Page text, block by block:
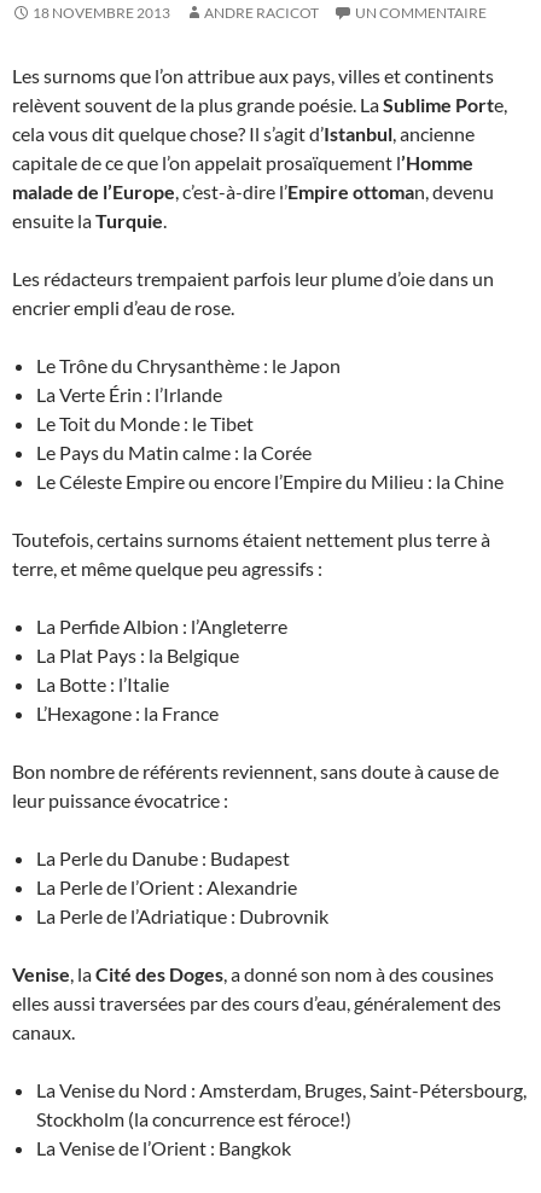
18 NOVEMBRE 2013 ANDRE RACICOT UN COMMENTAIRE
Les surnoms que l’on attribue aux pays, villes et continents
relèvent souvent de la plus grande poésie. LaSublime Porte,
cela vous dit quelque chose? Il s’agit d’Istanbul, ancienne
capitale de ce que l’on appelait prosaïquement l’Homme
malade de l’Europe, c’est-à-dire l’Empire ottoman, devenu
ensuite laTurquie.
Les rédacteurs trempaient parfois leur plume d’oie dans un
encrier empli d’eau de rose.
Le Trône du Chrysanthème : le Japon
La Verte Érin : l’Irlande
Le Toit du Monde : le Tibet
Le Pays du Matin calme : la Corée
Le Céleste Empire ou encore l’Empire du Milieu : la Chine
Toutefois, certains surnoms étaient nettement plus terre à
terre, et même quelque peu agressifs :
La Perfide Albion : l’Angleterre
La Plat Pays : la Belgique
La Botte : l’Italie
L’Hexagone : la France
Bon nombre de référents reviennent, sans doute à cause de
leur puissance évocatrice :
La Perle du Danube : Budapest
La Perle de l’Orient : Alexandrie
La Perle de l’Adriatique : Dubrovnik
Venise, laCité des Doges, a donné son nom à des cousines
elles aussi traversées par des cours d’eau, généralement des
canaux.
La Venise du Nord : Amsterdam, Bruges, Saint-Pétersbourg,
Stockholm (la concurrence est féroce!)
La Venise de l’Orient : Bangkok